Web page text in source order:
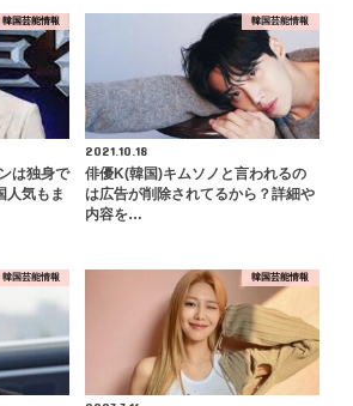
韓国芸能情報
は独身で
人気もま
韓国芸能情報
2021.10.18
俳優K(韓国)キムソノと言われるの
は広告が削除されてるから？詳細や
内容を…
韓国芸能情報 韓国芸能情報